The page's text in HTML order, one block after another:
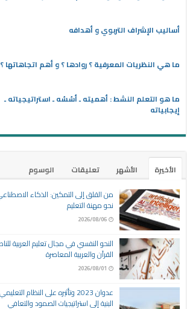
أساليب الإشراف التربوي و أهدافه
ما هي النظريات المعرفية ؟ روادها ؟ و أهم اتجاهاتها ؟
ما هو التعلم النشط : أهميته ـ أسُسُه ـ استراتيجياته ـ
إيجابياته
الأخيرة الأشهر تعليقات
الوسوم
من القلق إلى التمكين: الذكاء الاصطناعي
نحو مهنة التعليم
2026/08/06
النحو النفسي في مجال تعليم العربية
القرآن والعربية المعاصرة
2026/08/01
عدوان 2023 وتأثيره على النظام
البنية إلى استراتيجيات الصمود والتعافي